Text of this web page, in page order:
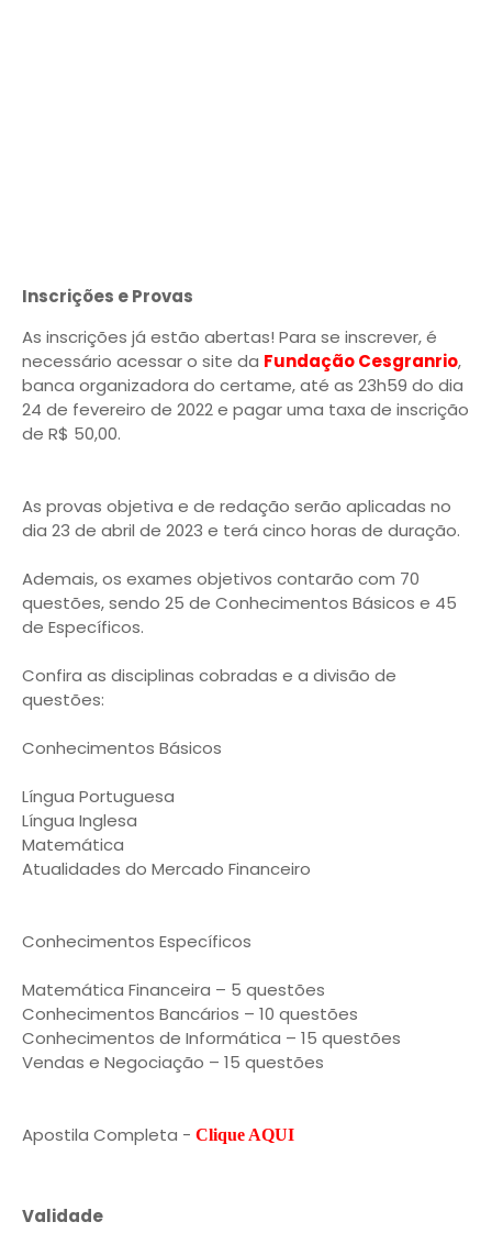
Inscrições e Provas
As inscrições já estão abertas! Para se inscrever, é
necessário acessar o site da Fundação Cesgranrio,
banca organizadora do certame, até as 23h59 do dia
24 de fevereiro de 2022 e pagar uma taxa de inscrição
de R$ 50,00.
As provas objetiva e de redação serão aplicadas no
dia 23 de abril de 2023 e terá cinco horas de duração.
Ademais, os exames objetivos contarão com 70
questões, sendo 25 de Conhecimentos Básicos e 45
de Específicos.
Confira as disciplinas cobradas e a divisão de
questões:
Conhecimentos Básicos
Língua Portuguesa
Língua Inglesa
Matemática
Atualidades do Mercado Financeiro
Conhecimentos Específicos
Matemática Financeira – 5 questões
Conhecimentos Bancários – 10 questões
Conhecimentos de Informática – 15 questões
Vendas e Negociação – 15 questões
Apostila Completa - Clique AQUI
Validade